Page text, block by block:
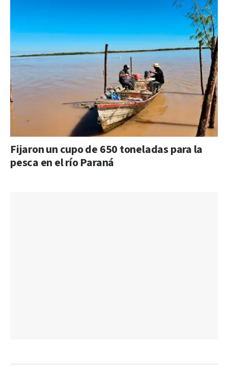
Fijaron un cupo de 650 toneladas para la
pesca en el río Paraná